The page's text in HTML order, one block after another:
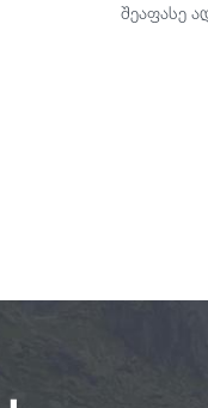
შეაფასე